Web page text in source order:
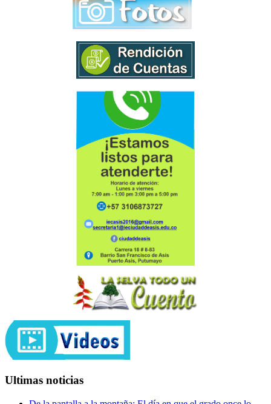
Ultimas noticias